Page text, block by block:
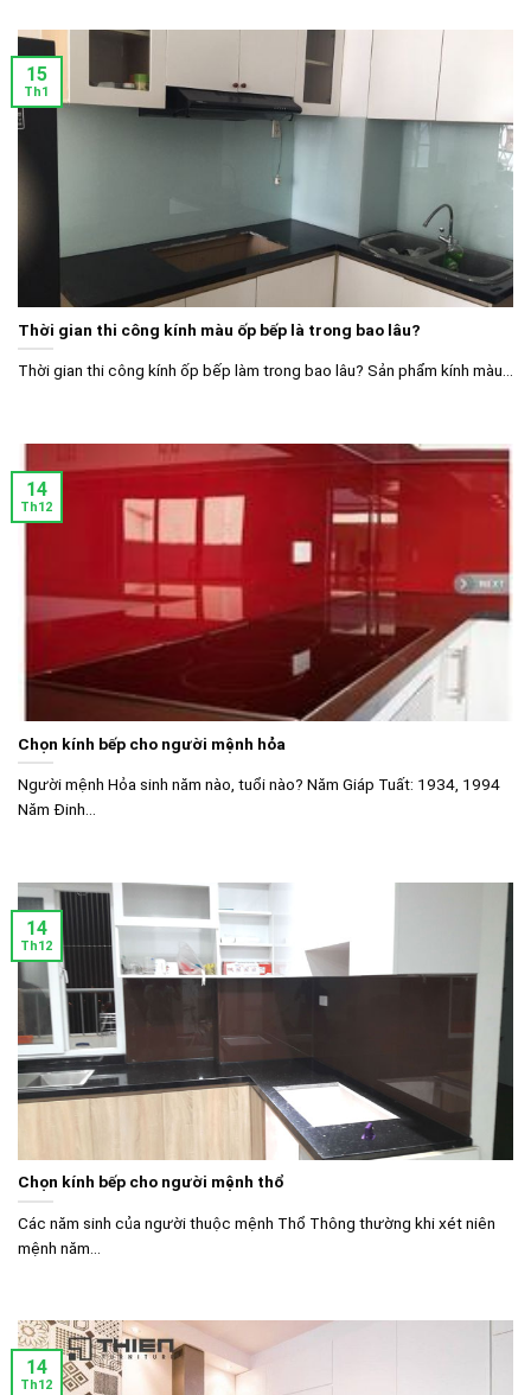
Thời gian thi công kính màu ốp bếp là trong bao lâu?
Thời gian thi công kính ốp bếp làm trong bao lâu? Sản phẩm kính màu...
15
Th1
Chọn kính bếp cho người mệnh hỏa
Người mệnh Hỏa sinh năm nào, tuổi nào? Năm Giáp Tuất: 1934, 1994
Năm Đinh...
14
Th12
Chọn kính bếp cho người mệnh thổ
Các năm sinh của người thuộc mệnh Thổ Thông thường khi xét niên
mệnh năm...
14
Th12
14
Th12